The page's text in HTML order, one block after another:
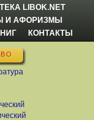
LIBOK.NET
И АФОРИЗМЫ
КОНТАКТЫ